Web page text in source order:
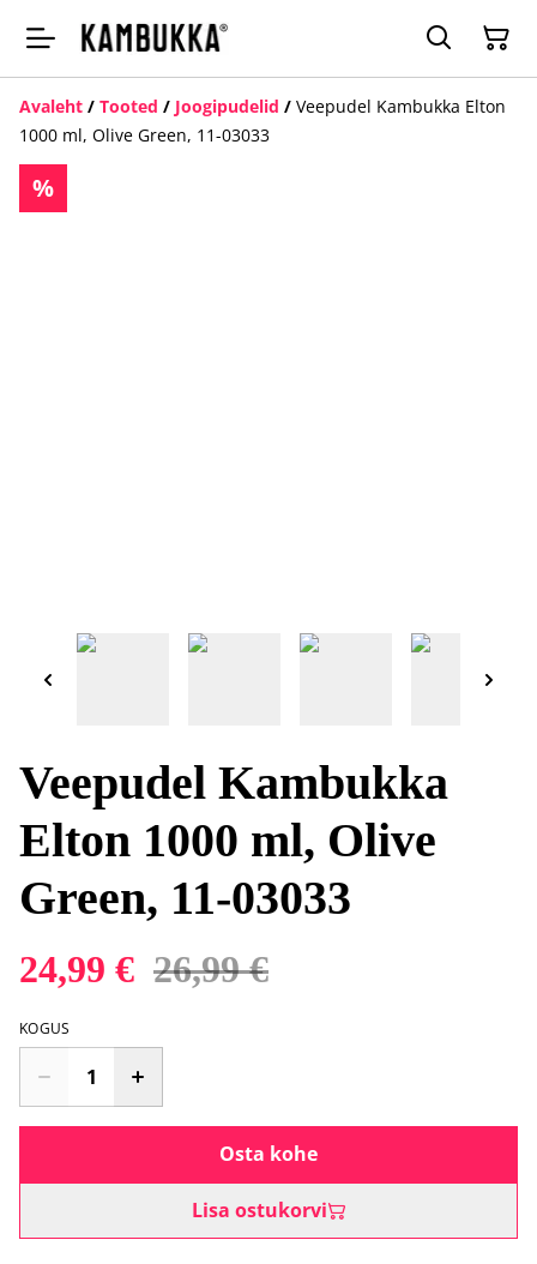
Avaleht / Tooted / Joogipudelid / Veepudel Kambukka Elton
1000 ml, Olive Green, 11-03033
%
Veepudel Kambukka
Elton 1000 ml, Olive
Green, 11-03033
24,99 € 26,99 €
KOGUS
Osta kohe
Lisa ostukorvi